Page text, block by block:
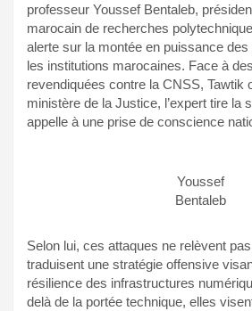
professeur Youssef Bentaleb,
marocain de recherches
alerte sur la montée en puissance
les institutions marocaines. Face à
revendiquées contre la CNSS, Tawtik
ministère de la Justice, l’expert tire la
appelle à une prise de conscience
Youssef
Bentaleb
Selon lui, ces attaques ne relèvent
traduisent une stratégie offensive
résilience des infrastructures
delà de la portée technique, elles